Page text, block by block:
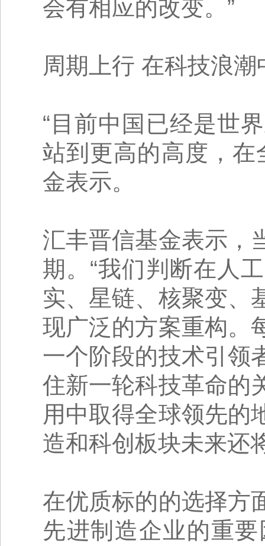
会有相应的改变。”
周期上行 在科技浪
“目前中国已经是世
站到更高的高度，在
金表示。
汇丰晋信基金表示，
期。“我们判断在人
实、星链、核聚变、
现广泛的方案重构。
一个阶段的技术引领
住新一轮科技革命的
用中取得全球领先的
造和科创板块未来还
在优质标的的选择方
先进制造企业的重